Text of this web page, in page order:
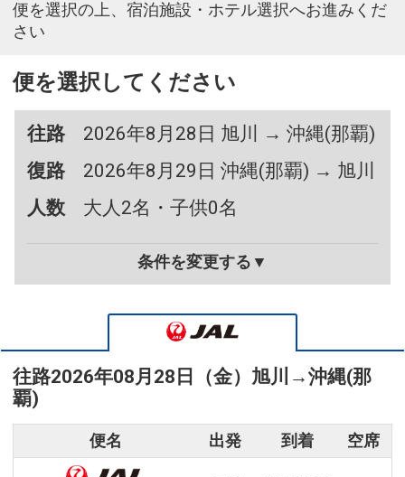
便を選択の上、宿泊施設・ホテル選択へお進みくだ
さい
便を選択してください
往路
2026年8月28日 旭川 → 沖縄(那覇)
復路
2026年8月29日 沖縄(那覇) → 旭川
人数
大人2名・子供0名
条件を変更する▼
往路2026年08月28日（金） 旭川 →沖縄(那
覇)
便名 出発 到着 空席